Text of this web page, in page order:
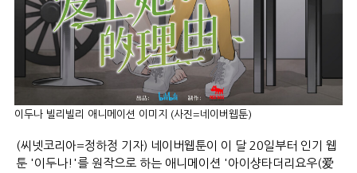
이두나 빌리빌리 애니메이션 이미지 (사진=네이버웹툰)
(씨넷코리아=정하정 기자) 네이버웹툰이 이 달 20일부터 인기 웹
툰 '이두나!'를 원작으로 하는 애니메이션 '아이샹타더리요우(爱